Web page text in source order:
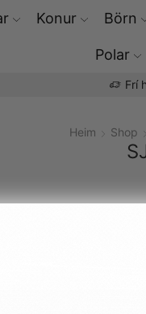
Konur Börn
Polar
Heim Shop